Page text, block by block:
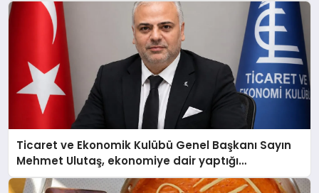
Ticaret ve Ekonomik Kulübü Genel Başkanı Sayın
Mehmet Ulutaş, ekonomiye dair yaptığı
açıklamada şunları kaydetti: